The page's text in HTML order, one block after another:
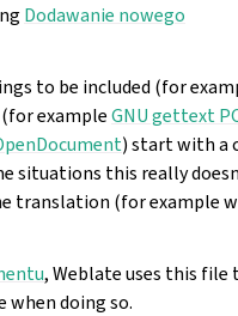
Dodawanie nowego
to be included (for
exampleGNU gettext
) start with a
situations this really
translation (for example
, Weblate uses this file
doing so.